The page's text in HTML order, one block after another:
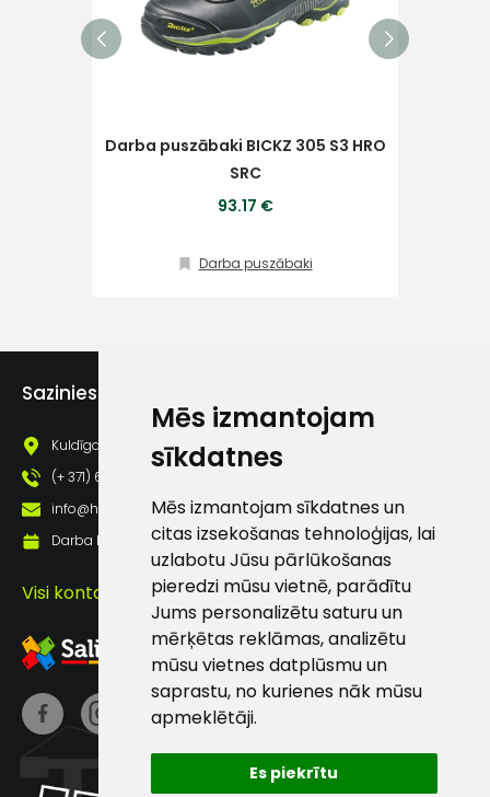
Mēs izmantojam
sīkdatnes
Mēs izmantojam sīkdatnes un
citas izsekošanas tehnoloģijas, lai
uzlabotu Jūsu pārlūkošanas
pieredzi mūsu vietnē, parādītu
Jums personalizētu saturu un
mērķētas reklāmas, analizētu
mūsu vietnes datplūsmu un
saprastu, no kurienes nāk mūsu
apmeklētāji.
Es piekrītu
Darba puszābaki BICKZ 305 S3 HRO
SRC
93.17 €
Darba puszābaki
Sazinies ar mums
Kuldīgas iela 69a, Saldus, Saldus nov., LV - 3801
(+ 371) 63 881 186
info@hards.lv
Darba laiks: Darbadienās: 8:00 - 17:00
Visi kontakti
Piekrītu SIA Hards
lietošanas noteikumiem
Klientu
8:00 – 17:00
(+371) 63 881
186
info@hards.lv